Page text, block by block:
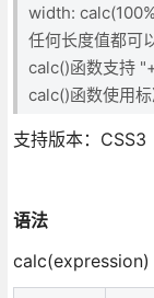
width:
任何长度值都可
calc()函数支持
calc()函数使用标
支持版本：CSS3
语法
calc(expression)